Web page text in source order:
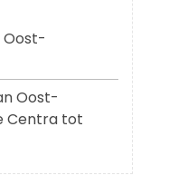
Oost-
Oost-
Centra tot